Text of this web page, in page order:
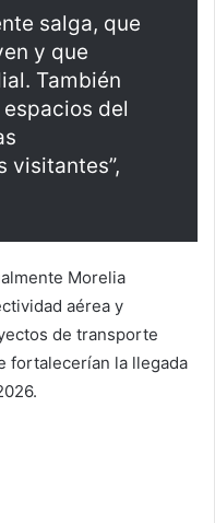
salga, que
y que
También
del
visitantes”,
Morelia
aérea y
de transporte
fortalecerían la llegada